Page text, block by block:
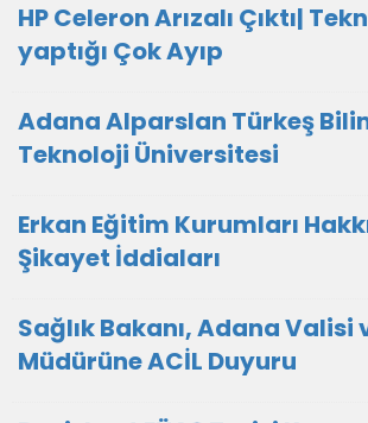
HP Celeron Arızalı Çıktı|
yaptığı Çok Ayıp
Adana Alparslan Türkeş
Teknoloji Üniversitesi
Erkan Eğitim Kurumları
Şikayet İddiaları
Sağlık Bakanı, Adana Valisi
Müdürüne ACİL Duyuru